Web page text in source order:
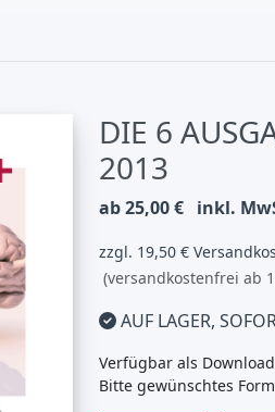
DIE 6
2013
ab 25,00 € inkl.
zzgl. 19,50 €
(versandkostenfrei ab
AUF LAGER,
Verfügbar als
Bitte gewünschtes